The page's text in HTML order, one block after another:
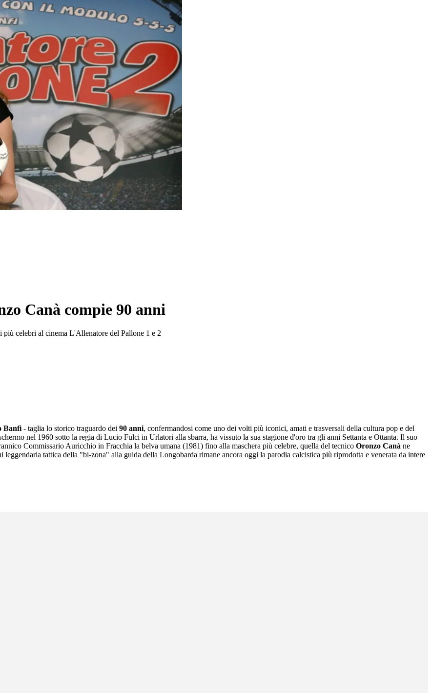
Canà compie 90 anni
celebri al cinema L'Allenatore del Pallone 1 e 2
Banfi - taglia lo storico traguardo dei 90 anni, confermandosi come uno dei volti più iconici, amati e trasversali della cultura pop e del
nel 1960 sotto la regia di Lucio Fulci in Urlatori alla sbarra, ha vissuto la sua stagione d'oro tra gli anni Settanta e Ottanta. Il suo
Commissario Auricchio in Fracchia la belva umana (1981) fino alla maschera più celebre, quella del tecnico Oronzo Canà ne
tattica della "bi-zona" alla guida della Longobarda rimane ancora oggi la parodia calcistica più riprodotta e venerata da intere